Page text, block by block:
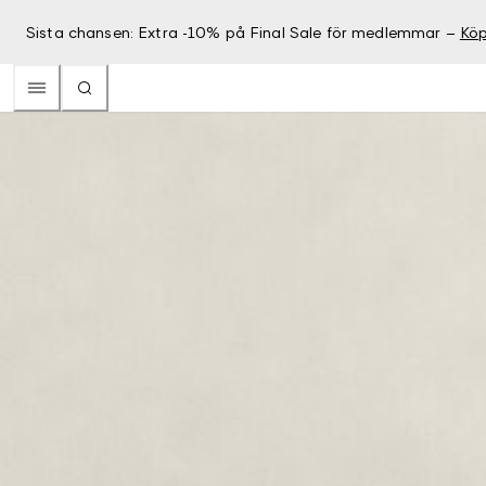
Sista chansen: Extra -10% på Final Sale för medlemmar –